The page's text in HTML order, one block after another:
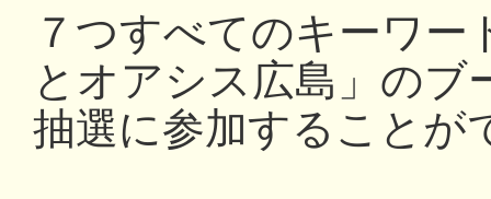
７つすべてのキーワ
とオアシス広島」のブ
抽選に参加することが